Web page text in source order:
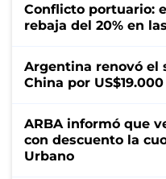
Conflicto portuario:
rebaja del 20% en
Argentina renovó el
China por
ARBA informó que
con descuento la
Urbano